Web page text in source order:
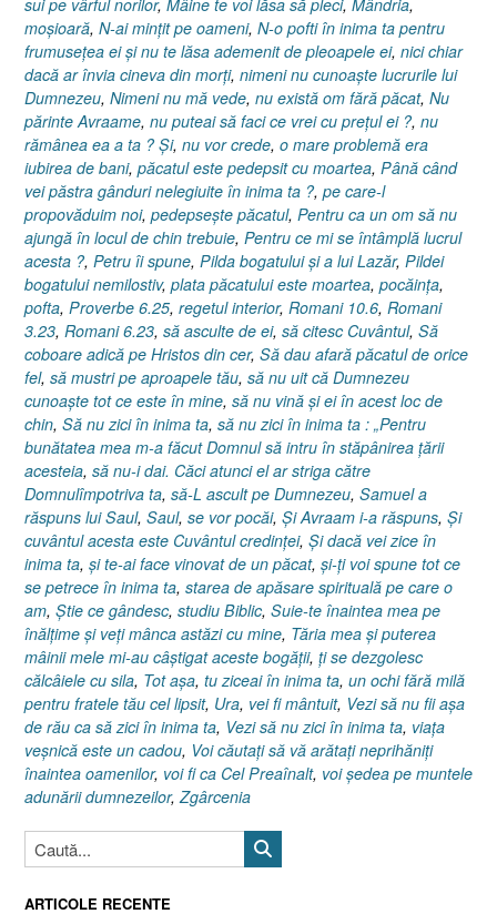
moşioară, N-ai minţit pe oameni, N-o pofti în inima ta pentru
frumuseţea ei şi nu te lăsa ademenit de pleoapele ei, nici chiar
dacă ar învia cineva din morţi, nimeni nu cunoaşte lucrurile lui
Dumnezeu, Nimeni nu mă vede, nu există om fără păcat, Nu
părinte Avraame, nu puteai să faci ce vrei cu preţul ei ?, nu
rămânea ea a ta ? Şi, nu vor crede, o mare problemă era
iubirea de bani, păcatul este pedepsit cu moartea, Până când
vei păstra gânduri nelegiuite în inima ta ?, pe care-l
propovăduim noi, pedepseşte păcatul, Pentru ca un om să nu
ajungă în locul de chin trebuie, Pentru ce mi se întâmplă lucrul
acesta ?, Petru îi spune, Pilda bogatului şi a lui Lazăr, Pildei
bogatului nemilostiv, plata păcatului este moartea, pocăinţa,
pofta, Proverbe 6.25, regetul interior, Romani 10.6, Romani
3.23, Romani 6.23, să asculte de ei, să citesc Cuvântul, Să
coboare adică pe Hristos din cer, Să dau afară păcatul de orice
fel, să mustri pe aproapele tău, să nu uit că Dumnezeu
cunoaşte tot ce este în mine, să nu vină şi ei în acest loc de
chin, Să nu zici în inima ta, să nu zici în inima ta : „Pentru
bunătatea mea m-a făcut Domnul să intru în stăpânirea ţării
acesteia, să nu-i dai. Căci atunci el ar striga către
Domnulîmpotriva ta, să-L ascult pe Dumnezeu, Samuel a
răspuns lui Saul, Saul, se vor pocăi, Şi Avraam i-a răspuns, Şi
cuvântul acesta este Cuvântul credinţei, Şi dacă vei zice în
inima ta, şi te-ai face vinovat de un păcat, şi-ţi voi spune tot ce
se petrece în inima ta, starea de apăsare spirituală pe care o
am, Ştie ce gândesc, studiu Biblic, Suie-te înaintea mea pe
înălţime şi veţi mânca astăzi cu mine, Tăria mea şi puterea
mâinii mele mi-au câştigat aceste bogăţii, ţi se dezgolesc
călcâiele cu sila, Tot aşa, tu ziceai în inima ta, un ochi fără milă
pentru fratele tău cel lipsit, Ura, vei fi mântuit, Vezi să nu fii aşa
de rău ca să zici în inima ta, Vezi să nu zici în inima ta, viaţa
veşnică este un cadou, Voi căutaţi să vă arătaţi neprihăniţi
înaintea oamenilor, voi fi ca Cel Preaînalt, voi şedea pe muntele
adunării dumnezeilor, Zgârcenia
ARTICOLE RECENTE